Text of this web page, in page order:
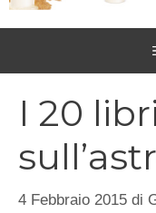
I 20
4 Febbraio 2015 di